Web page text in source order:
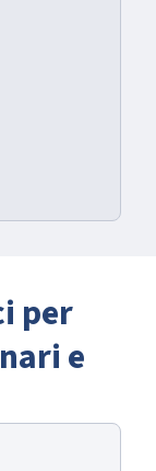
per
e